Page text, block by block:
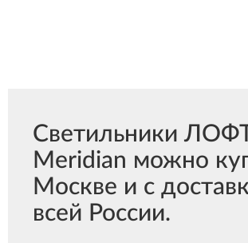
Светильники
Meridian можно
Москве и с
всей России.